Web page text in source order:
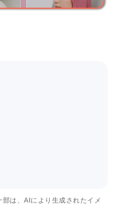
は、AIにより生成されたイメ